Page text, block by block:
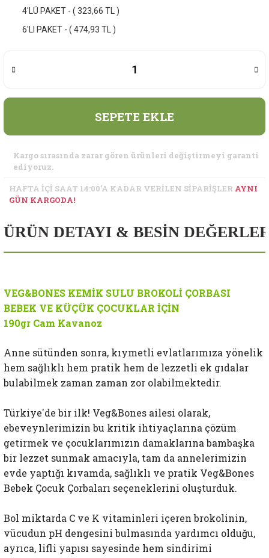
4'LÜ PAKET - ( 323,66 TL )
6'LI PAKET - ( 474,93 TL )
SEPETE EKLE
Kargo sırasında zarar gören ürünleri değiştirmeyi garanti
ediyoruz.
HAFTA İÇİ SAAT 14:00’A KADAR VERİLEN SİPARİŞLER AYNI
GÜN KARGODA!
ÜRÜN DETAYI & BESİN
VEG&BONES KEMİK SULU BROKOLİ ÇORBASI
BEBEK VE KÜÇÜK ÇOCUKLAR İÇİN
190gr Cam Kavanoz
Anne sütünden sonra, kıymetli evlatlarımıza yönelik
hem sağlıklı hem pratik hem de lezzetli ek gıdalar
bulabilmek zaman zaman zor olabilmektedir.
Türkiye'de bir ilk! Veg&Bones ailesi olarak,
ebeveynlerimizin bu kritik ihtiyaçlarına çözüm
getirmek ve çocuklarımızın damaklarına bambaşka
bir lezzet sunmak amacıyla, tam da annelerimizin
evde yaptığı kıvamda, sağlıklı ve pratik Veg&Bones
Bebek Çocuk Çorbaları seçeneklerini oluşturduk.
Bol miktarda C ve K vitaminleri içeren brokolinin,
vücudun pH dengesini bulmasında yardımcı olduğu,
ayrıca, lifli yapısı sayesinde hem sindirimi